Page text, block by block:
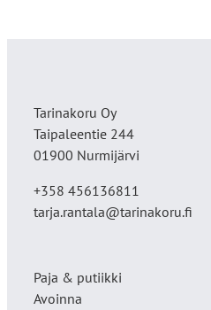
Tarinakoru Oy
Taipaleentie 244
01900 Nurmijärvi
+358 456136811
tarja.rantala@tarinakoru.fi
Paja & putiikki
Avoinna